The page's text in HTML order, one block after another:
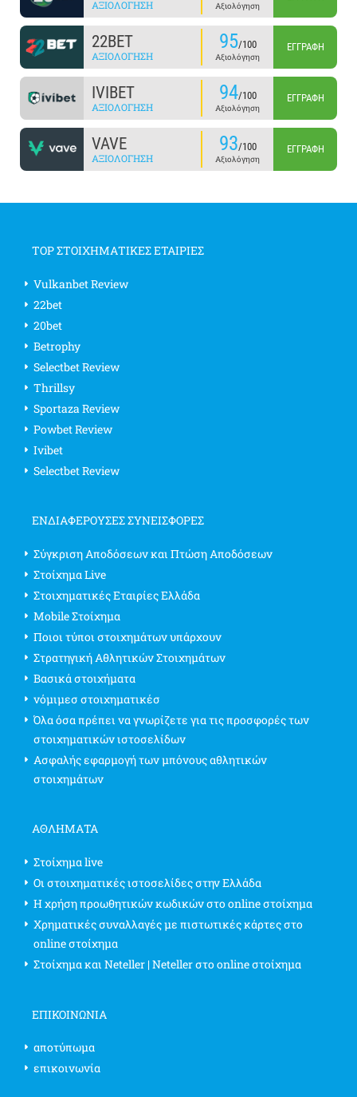
ΑΞΙΟΛΌΓΗΣΗ Αξιολόγηση
22BET
ΑΞΙΟΛΌΓΗΣΗ
95/100
Αξιολόγηση
ΕΓΓΡΑΦΉ
IVIBET
ΑΞΙΟΛΌΓΗΣΗ
94/100
Αξιολόγηση
ΕΓΓΡΑΦΉ
VAVE
ΑΞΙΟΛΌΓΗΣΗ
93/100
Αξιολόγηση
ΕΓΓΡΑΦΉ
TOP ΣΤΟΙΧΗΜΑΤΙΚΕΣ ΕΤΑΙΡΙΕΣ
Vulkanbet Review
22bet
20bet
Betrophy
Selectbet Review
Thrillsy
Sportaza Review
Powbet Review
Ivibet
Selectbet Review
ΕΝΔΙΑΦΈΡΟΥΣΕΣ ΣΥΝΕΙΣΦΟΡΈΣ
Σύγκριση Αποδόσεων και Πτώση Αποδόσεων
Στοίχημα Live
Στοιχηματικές Εταιρίες Ελλάδα
Mobile Στοίχημα
Ποιοι τύποι στοιχημάτων υπάρχουν
Στρατηγική Αθλητικών Στοιχημάτων
Βασικά στοιχήματα
νόμιμεσ στοιχηματικέσ
Όλα όσα πρέπει να γνωρίζετε για τις προσφορές των
στοιχηματικών ιστοσελίδων
Ασφαλής εφαρμογή των μπόνους αθλητικών
στοιχημάτων
ΑΘΛΗΜΑΤΑ
Στοίχημα live
Οι στοιχηματικές ιστοσελίδες στην Ελλάδα
Η χρήση προωθητικών κωδικών στο online στοίχημα
Χρηματικές συναλλαγές με πιστωτικές κάρτες στο
online στοίχημα
Στοίχημα και Neteller | Neteller στο online στοίχημα
ΕΠΙΚΟΙΝΩΝΊΑ
αποτύπωμα
επικοινωνία